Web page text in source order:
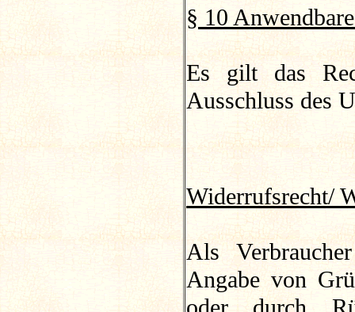
§ 10
Es gilt das
Ausschluss des
Widerrufsrecht/
Als
Angabe von